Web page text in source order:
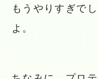
もうやりすぎで
よ。